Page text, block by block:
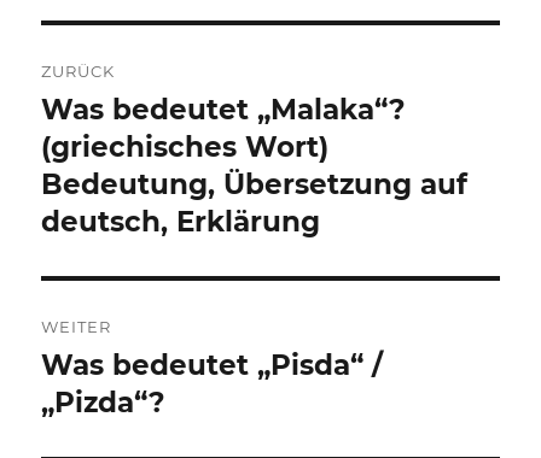
ZURÜCK
Vorheriger
Beitrag:
Was bedeutet „Malaka“?
(griechisches Wort)
Bedeutung, Übersetzung auf
deutsch, Erklärung
WEITER
Nächster
Beitrag:
Was bedeutet „Pisda“ /
„Pizda“?